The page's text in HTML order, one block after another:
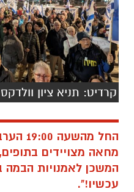
קרדיט: תניא ציון וולדקס
החל
מחאה מצויידים
המשכן לאמנויות הבמה
עכשיו!".